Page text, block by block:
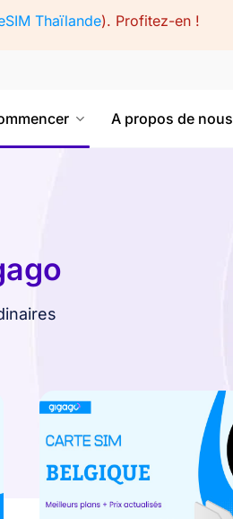
Thaïlande). Profitez-en !
A propos de nous